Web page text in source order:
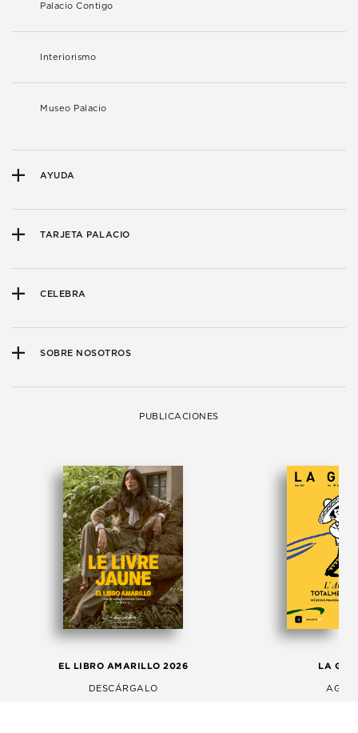
Palacio Contigo
Interiorismo
Museo Palacio
AYUDA
TARJETA PALACIO
CELEBRA
SOBRE NOSOTROS
PUBLICACIONES
EL LIBRO AMARILLO 2026
DESCÁRGALO
LA